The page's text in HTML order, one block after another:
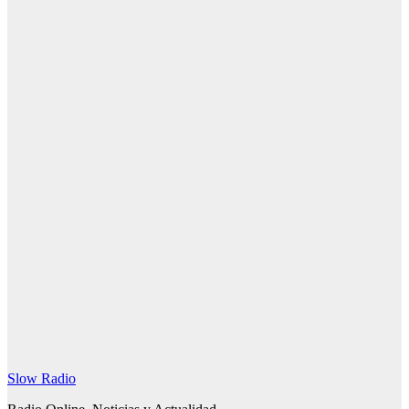
Slow Radio